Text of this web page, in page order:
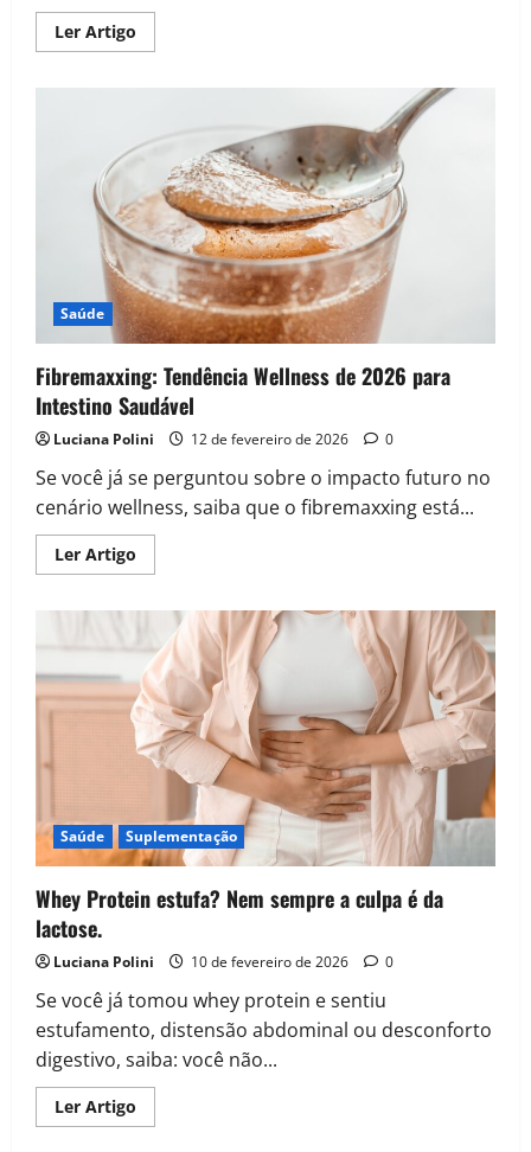
Ler Artigo
more
você
consumindo
pouca
proteína
Saúde
Fibremaxxing: Tendência Wellness de 2026 para
Intestino Saudável
Luciana Polini 12 de fevereiro de 2026 0
Se você já se perguntou sobre o impacto futuro no
cenário wellness, saiba que o fibremaxxing está...
Ler Artigo
more
Tendência
Wellness
de
2026
para
Intestino
Saudável
Saúde Suplementação
Whey Protein estufa? Nem sempre a culpa é da
lactose.
Luciana Polini 10 de fevereiro de 2026 0
Se você já tomou whey protein e sentiu
estufamento, distensão abdominal ou desconforto
digestivo, saiba: você não...
Ler Artigo
more